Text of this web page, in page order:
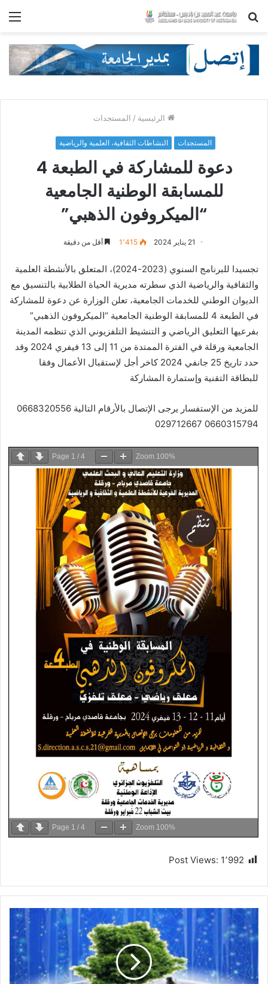
بحث
الرئيسية / المستجدات
المستجدات النشاطات الثقافية، العلمية والرياضية
دعوة للمشاركة في الطبعة 4
للمسابقة الوطنية الجامعية
“الميكروفون الذهبي”
21 يناير 2024 1٬415 أقل من دقيقة
تجسيدا للبرنامج السنوي (2023-2024)، المتعلق بالأنشطة العلمية
والثقافية والرياضية الذي سطرته مديرية الحياة الطلابية بالتنسيق مع
الديوان الوطني للخدمات الجامعية، تعلن الوزارة عن دعوة للمشاركة
في الطبعة 4 للمسابقة الوطنية الجامعية “الميكروفون الذهبي”
بفرعيها التعليق الرياضي و التنشيط التلفزيوني الذي تنظمه المدينة
الجامعية ورقلة في الفترة الممتدة من 11 إلى 13 فيفري 2024 وقد
حدد تاريخ 25 جانفي 2024 كاخر أجل لإستقبال الأعمال وفقا
للبطاقة التقنية وإستمارة المشاركة
للمزيد من الإستفسار يرجى الإتصال بالأرقام التالية 0668320556
0660315794 029712667
Page 1 / 4 Zoom 100%
Page 1 / 4 Zoom 100%
Post Views: 1٬992